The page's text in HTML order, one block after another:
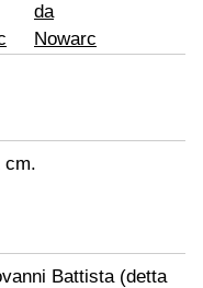
cm.
Battista (detta